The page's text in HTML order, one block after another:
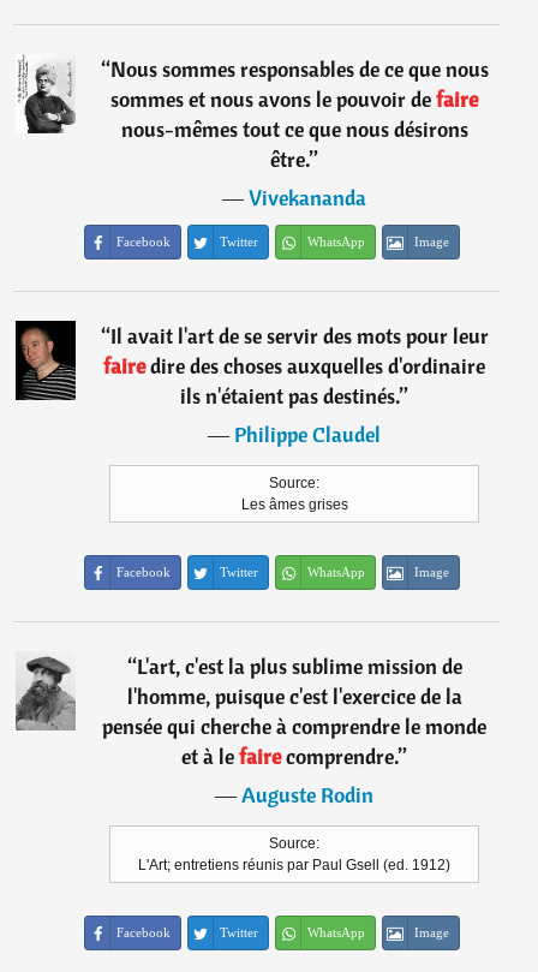
“Nous sommes responsables de ce que nous
sommes et nous avons le pouvoir defaire
nous-mêmes tout ce que nous désirons
être.”
―Vivekananda
Facebook Twitter WhatsApp Image
“Il avait l'art de se servir des mots pour leur
fairedire des choses auxquelles d'ordinaire
ils n'étaient pas destinés.”
―Philippe Claudel
Source:
Les âmes grises
Facebook Twitter WhatsApp Image
“L'art, c'est la plus sublime mission de
l'homme, puisque c'est l'exercice de la
pensée qui cherche à comprendre le monde
et à lefairecomprendre.”
―Auguste Rodin
Source:
L'Art; entretiens réunis par Paul Gsell (ed. 1912)
Facebook Twitter WhatsApp Image